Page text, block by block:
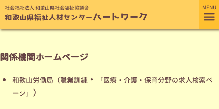
社会福祉法人 和歌山県社会福祉協議会
和歌山県福祉人材センターハートワーク
MENU
≡
関係機関ホームページ
和歌山労働局（職業訓練 ・
「医療・介護・保育分野の求人検索ペ
ージ」 ）